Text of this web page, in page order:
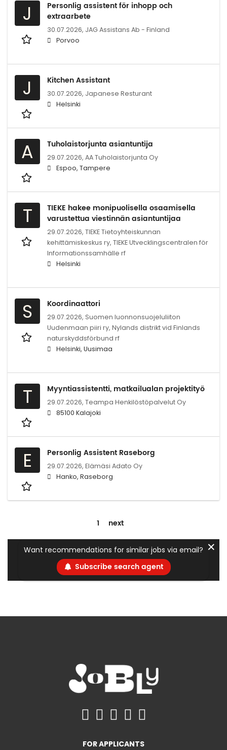
J
Personlig assistent för inhopp och
extraarbete
30.07.2026, JAG Assistans Ab - Finland
Porvoo
J Kitchen Assistant
30.07.2026, Japanese Resturant
Helsinki
A Tuholaistorjunta asiantuntija
29.07.2026, AA Tuholaistorjunta Oy
Espoo, Tampere
T
TIEKE hakee monipuolisella osaamisella
varustettua viestinnän asiantuntijaa
29.07.2026, TIEKE Tietoyhteiskunnan
kehittämiskeskus ry, TIEKE Utvecklingscentralen för
Informationssamhälle rf
Helsinki
S Koordinaattori
29.07.2026, Suomen luonnonsuojeluliiton
Uudenmaan piiri ry, Nylands distrikt vid Finlands
naturskyddsförbund rf
Helsinki, Uusimaa
T Myyntiassistentti, matkailualan projektityö
29.07.2026, Teampa Henkilöstöpalvelut Oy
85100 Kalajoki
E Personlig Assistent Raseborg
29.07.2026, Elämäsi Adato Oy
Hanko, Raseborg
1 next
Want recommendations for similar jobs via email?
Subscribe search agent
✕
FOR APPLICANTS